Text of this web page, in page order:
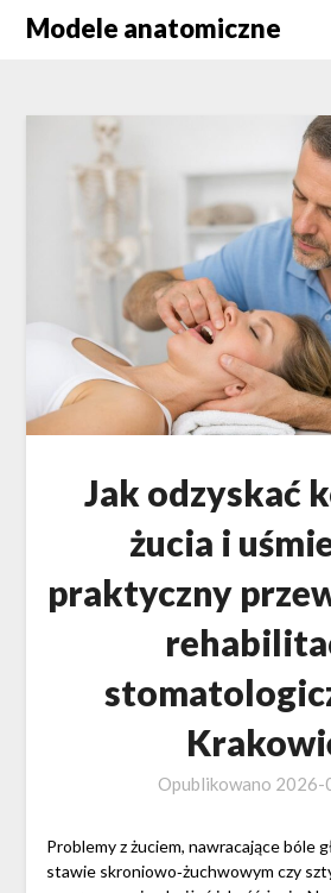
SkipModele anatomiczne
Jak odzyskać
żucia i
praktyczny
Opublikowano 2026-
Problemy z żuciem, nawracające bóle
stawie skroniowo‑żuchwowym czy